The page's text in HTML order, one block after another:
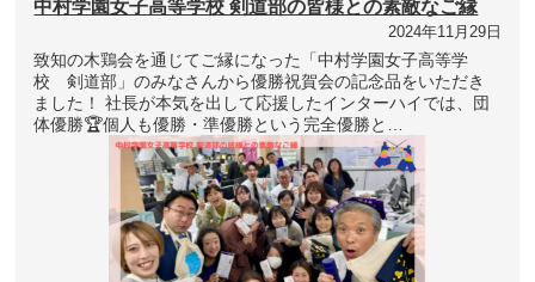
中村学園女子高等学校 剣道部の皆様との素敵なご縁
2024年11月29日
致知の木鶏会を通じてご縁になった「中村学園女子高等学
校 剣道部」のみなさんから優勝祝賀会の記念品をいただき
ました！ 社長が本気を出して応援したインターハイでは、団
体優勝🏆個人も優勝・準優勝という完全優勝と…